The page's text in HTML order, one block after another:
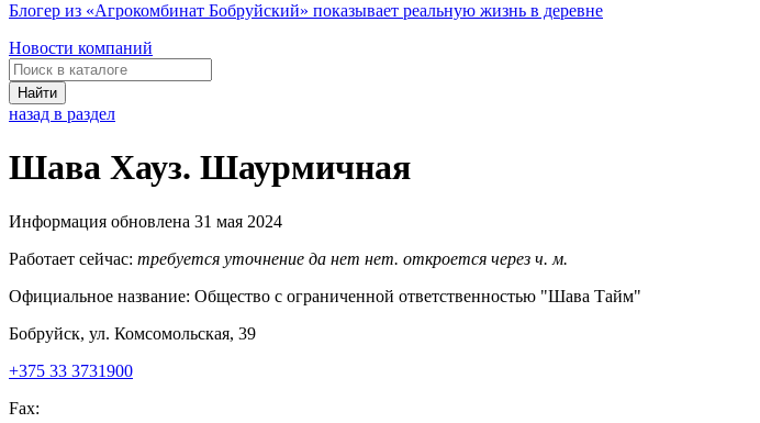
Блогер из «Агрокомбинат Бобруйский» показывает реальную жизнь в деревне
Новости компаний
Найти
назад в раздел
Шава Хауз. Шаурмичная
Информация обновлена 31 мая 2024
Работает сейчас: требуется уточнение да нет нет. откроется через ч. м.
Официальное название: Общество с ограниченной ответственностью "Шава Тайм"
Бобруйск, ул. Комсомольская, 39
+375 33 3731900
Fax: